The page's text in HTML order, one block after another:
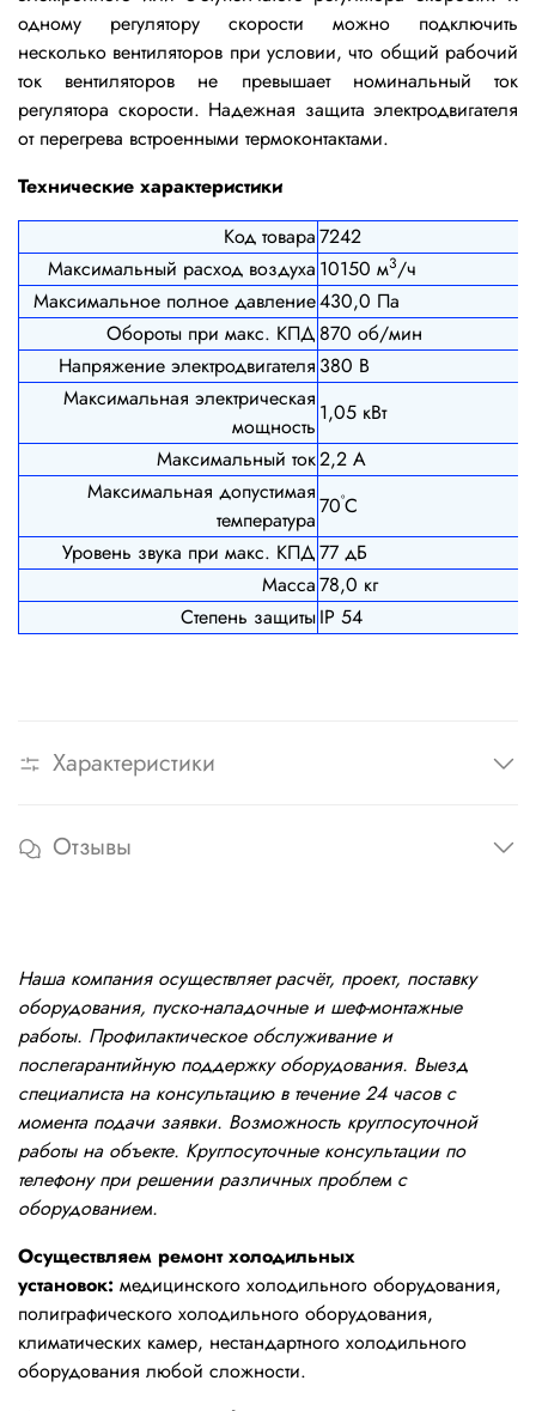
одному регулятору скорости можно подключить
несколько вентиляторов при условии, что общий рабочий
ток вентиляторов не превышает номинальный ток
регулятора скорости. Надежная защита электродвигателя
от перегрева встроенными термоконтактами.
Технические характеристики
Код товара7242
Максимальный расход воздуха 10150 м3/ч
Максимальное полное давление430,0 Па
Обороты при макс. КПД 870 об/мин
Напряжение электродвигателя 380 В
Максимальная электрическая
мощность
1,05 кВт
Максимальный ток2,2 А
Максимальная допустимая
температура
70ºС
Уровень звука при макс. КПД77 дБ
Масса78,0 кг
Степень защитыIP 54
Характеристики
Отзывы
Наша компания осуществляет расчёт, проект, поставку
оборудования, пуско-наладочные и шеф-монтажные
работы. Профилактическое обслуживание и
послегарантийную поддержку оборудования. Выезд
специалиста на консультацию в течение 24 часов с
момента подачи заявки. Возможность круглосуточной
работы на объекте. Круглосуточные консультации по
телефону при решении различных проблем с
оборудованием.
Осуществляем ремонт холодильных
установок: медицинского холодильного оборудования,
полиграфического холодильного оборудования,
климатических камер, нестандартного холодильного
оборудования любой сложности.